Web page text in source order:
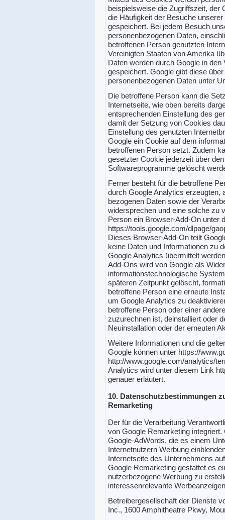
beispielsweise die Zugriffszeit, der
die Häufigkeit der Besuche
gespeichert. Bei jedem Besuch
personenbezogenen Daten,
betroffenen Person genutzten
Vereinigten Staaten von Amerika
Daten werden durch Google in
gespeichert. Google gibt diese
personenbezogenen Daten unter
Die betroffene Person kann die
Internetseite, wie oben bereits
entsprechenden Einstellung des
damit der Setzung von Cookies
Einstellung des genutzten
Google ein Cookie auf dem
betroffenen Person setzt. Zudem
gesetzter Cookie jederzeit über
Softwareprogramme gelöscht
Ferner besteht für die betroffene
durch Google Analytics erzeugten,
bezogenen Daten sowie der
widersprechen und eine solche zu
Person ein Browser-Add-On unter
https://tools.google.com/dlpage/
Dieses Browser-Add-On teilt
keine Daten und Informationen zu
Google Analytics übermittelt
Add-Ons wird von Google als
informationstechnologische
späteren Zeitpunkt gelöscht,
betroffene Person eine erneute
um Google Analytics zu
betroffene Person oder einer
zuzurechnen ist, deinstalliert oder
Neuinstallation oder der erneuten
Weitere Informationen und die
Google können unter https://
http://www.google.com/analytics/
Analytics wird unter diesem Link
genauer erläutert.
10. Datenschutzbestimmungen
Remarketing
Der für die Verarbeitung
von Google Remarketing
Google-AdWords, die es einem
Internetnutzern Werbung
Internetseite des Unternehmens
Google Remarketing gestattet es
nutzerbezogene Werbung zu
interessenrelevante
Betreibergesellschaft der Dienste
Inc., 1600 Amphitheatre Pkwy,